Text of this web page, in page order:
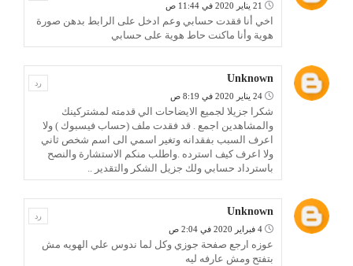
21 يناير 2020 في 11:44 ص
اخي أنا فقدت حسابي وعم ادخل على الرابط بدهن صورة
هوية وأنا ماكنت حاط هوية على حسابي
Unknown
24 يناير 2020 في 8:19 ص
شكرا جزيلا لجميع الايضاحات الي قدمته لمشتركينك
والمشاهدين اجمع . قد فقدت ملف (حساب فيسبوك ) ولا
اعرف السبب بفقدانه وتغير اسمي الى اسم شخص ثاني
ولا اعرف كيف استرده .واطلب منكم الاستشارة والنصح
باسترداد حسابي ولك جزيل الشكر والتقدير ..
رد
Unknown
4 فبراير 2020 في 2:04 ص
عوزه ارجع صفحة جوزي وكل لما ندوس علي الهويه مش
بتفتح ومش عارفه ليه
رد